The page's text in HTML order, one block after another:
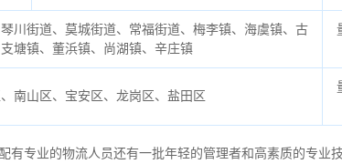
川街道、莫城街道、常福街道、梅李镇、海虞镇、古
塘镇、董浜镇、尚湖镇、辛庄镇
南山区、宝安区、龙岗区、盐田区
有专业的物流人员还有一批年轻的管理者和高素质的专业